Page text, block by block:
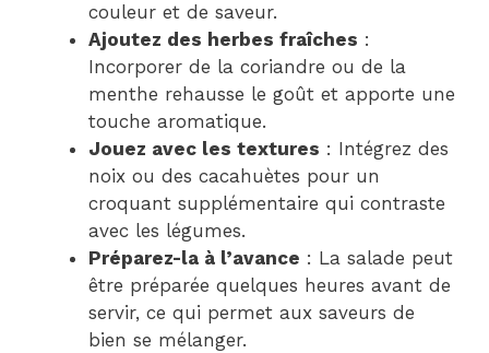
couleur et de saveur.
Ajoutez des herbes fraîches :
Incorporer de la coriandre ou de la
menthe rehausse le goût et apporte une
touche aromatique.
Jouez avec les textures : Intégrez des
noix ou des cacahuètes pour un
croquant supplémentaire qui contraste
avec les légumes.
Préparez-la à l’avance : La salade peut
être préparée quelques heures avant de
servir, ce qui permet aux saveurs de
bien se mélanger.